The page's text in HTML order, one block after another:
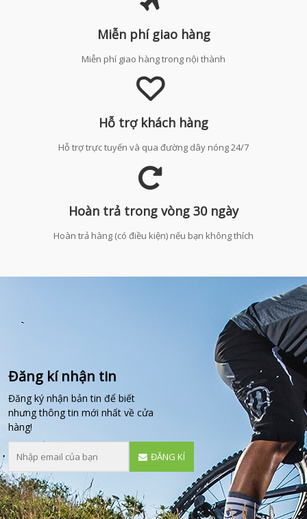
Miễn phí giao hàng
Miễn phí giao hàng trong nội thành
Hỗ trợ khách hàng
Hỗ trợ trực tuyến và qua đường dây nóng 24/7
Hoàn trả trong vòng 30 ngày
Hoàn trả hàng (có điều kiện) nếu bạn không thích
Đăng kí nhận tin
Đăng ký nhận bản tin để biết
nhưng thông tin mới nhất về cửa
hàng!
ĐĂNG KÍ